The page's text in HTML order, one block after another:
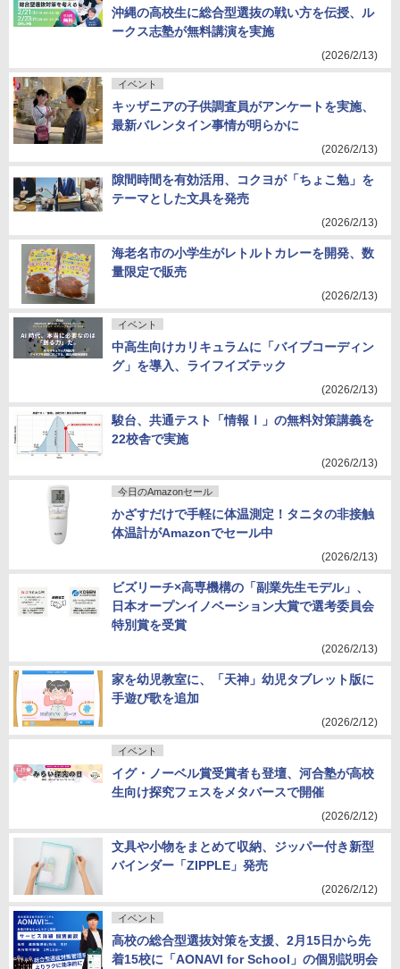
沖縄の高校生に総合型選抜の戦い方を伝授、ル
ークス志塾が無料講演を実施
(2026/2/13)
イベント
キッザニアの子供調査員がアンケートを実施、
最新バレンタイン事情が明らかに
(2026/2/13)
隙間時間を有効活用、コクヨが「ちょこ勉」を
テーマとした文具を発売
(2026/2/13)
海老名市の小学生がレトルトカレーを開発、数
量限定で販売
(2026/2/13)
イベント
中高生向けカリキュラムに「バイブコーディン
グ」を導入、ライフイズテック
(2026/2/13)
駿台、共通テスト「情報Ⅰ」の無料対策講義を
22校舎で実施
(2026/2/13)
今日のAmazonセール
かざすだけで手軽に体温測定！タニタの非接触
体温計がAmazonでセール中
(2026/2/13)
ビズリーチ×高専機構の「副業先生モデル」、
日本オープンイノベーション大賞で選考委員会
特別賞を受賞
(2026/2/13)
家を幼児教室に、「天神」幼児タブレット版に
手遊び歌を追加
(2026/2/12)
イベント
イグ・ノーベル賞受賞者も登壇、河合塾が高校
生向け探究フェスをメタバースで開催
(2026/2/12)
文具や小物をまとめて収納、ジッパー付き新型
バインダー「ZIPPLE」発売
(2026/2/12)
イベント
高校の総合型選抜対策を支援、2月15日から先
着15校に「AONAVI for School」の個別説明会